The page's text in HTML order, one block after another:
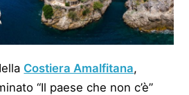
Costiera Amalfitana,
“Il paese che non c’è”